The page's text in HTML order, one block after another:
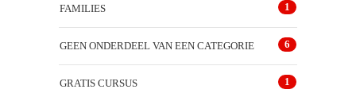
FAMILIES 1
GEEN ONDERDEEL VAN EEN CATEGORIE 6
GRATIS CURSUS 1